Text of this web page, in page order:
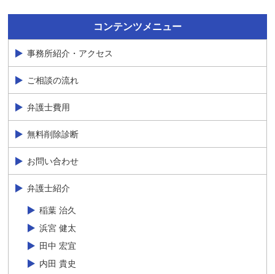
コンテンツメニュー
事務所紹介・アクセス
ご相談の流れ
弁護士費用
無料削除診断
お問い合わせ
弁護士紹介
稲葉 治久
浜宮 健太
田中 宏宜
内田 貴史